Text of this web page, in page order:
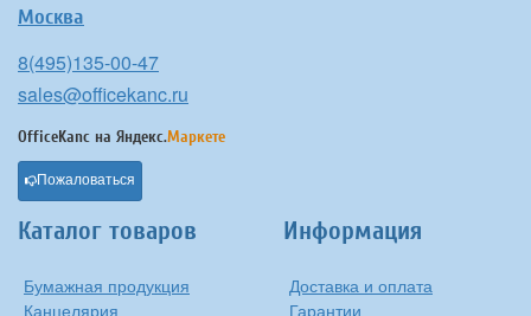
Москва
8(495)135-00-47
sales@officekanc.ru
OfficeKanc на Яндекс.Маркете
Пожаловаться
Каталог товаров
Бумажная продукция
Канцелярия
Информация
Доставка и оплата
Гарантии